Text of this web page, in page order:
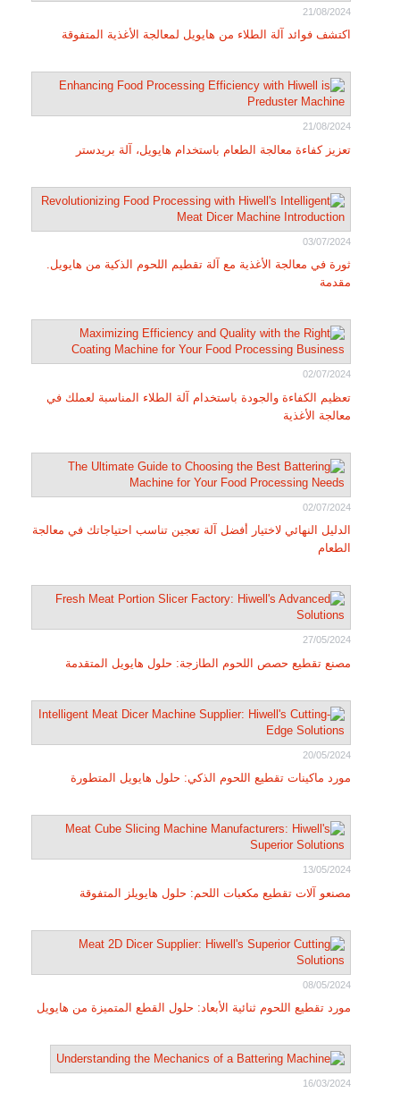
21/08/2024
اكتشف فوائد آلة الطلاء من هايويل لمعالجة الأغذية المتفوقة
21/08/2024
تعزيز كفاءة معالجة الطعام باستخدام هايويل، آلة بريدستر
03/07/2024
ثورة في معالجة الأغذية مع آلة تقطيم اللحوم الذكية من هايويل.
مقدمة
02/07/2024
تعظيم الكفاءة والجودة باستخدام آلة الطلاء المناسبة لعملك في
معالجة الأغذية
02/07/2024
الدليل النهائي لاختيار أفضل آلة تعجين تناسب احتياجاتك في معالجة
الطعام
27/05/2024
مصنع تقطيع حصص اللحوم الطازجة: حلول هايويل المتقدمة
20/05/2024
مورد ماكينات تقطيع اللحوم الذكي: حلول هايويل المتطورة
13/05/2024
مصنعو آلات تقطيع مكعبات اللحم: حلول هايويلز المتفوقة
08/05/2024
مورد تقطيع اللحوم ثنائية الأبعاد: حلول القطع المتميزة من هايويل
16/03/2024